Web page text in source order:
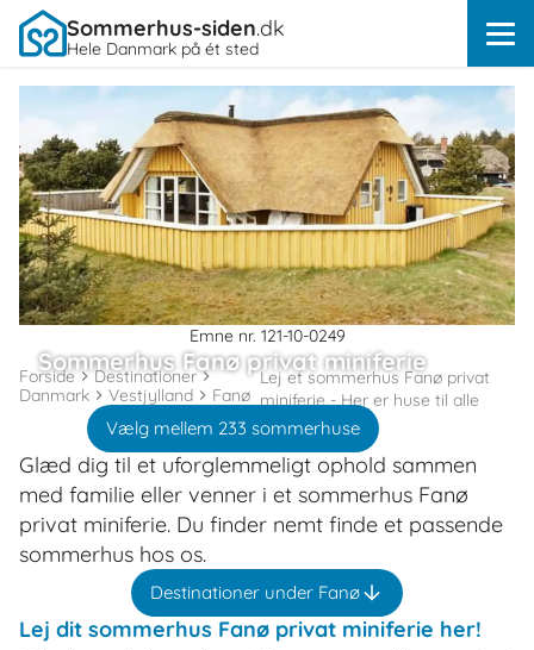
Sommerhus-siden.dk
Hele Danmark på ét sted
Emne nr. 121-10-0249
Sommerhus Fanø privat miniferie
Vælg mellem 233 sommerhuse
Forside
Destinationer
Danmark
Vestjylland Fanø
Lej et sommerhus Fanø privat
miniferie - Her er huse til alle
Glæd dig til et uforglemmeligt ophold sammen
med familie eller venner i et sommerhus Fanø
privat miniferie. Du finder nemt finde et passende
sommerhus hos os.
Destinationer under Fanø
Lej dit sommerhus Fanø privat miniferie her!